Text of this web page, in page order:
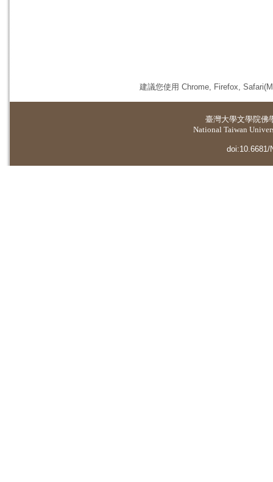
建議您使用 Chrome, Firefox,
臺灣大學文學院佛
National Taiwan
doi:10.6681/